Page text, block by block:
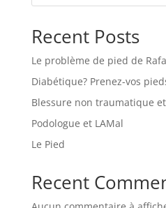
Recent Posts
Le problème de pied de
Diabétique? Prenez-vos
Blessure non traumatique
Podologue et LAMal
Le Pied
Recent